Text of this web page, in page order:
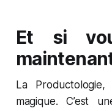
Et si
La
magique. C’est